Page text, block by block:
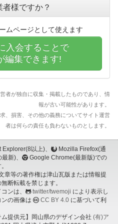
様ですか？
ムページとして使えます
入会することで
編集できます!
者が独自に収集・掲載したものであり、情
報が古い可能性があります。
、損害、その他の義務についてサイト運営
者は何らの責任も負わないものとします。
Explorer(8以上)、
Mozilla Firefox(通
新)、
Google Chrome(最新版)での
章等の著作権は津山瓦版または情報提
断転載を禁じます。
ンは、
twitter/twemoji により表示し
の画像は
CC BY 4.0 に基づいて利
ム提供元】岡山県のデザイン会社 (有)ア